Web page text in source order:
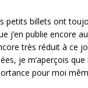
petits billets ont
j’en publie encore
très réduit à ce
je m’aperçois
pour moi